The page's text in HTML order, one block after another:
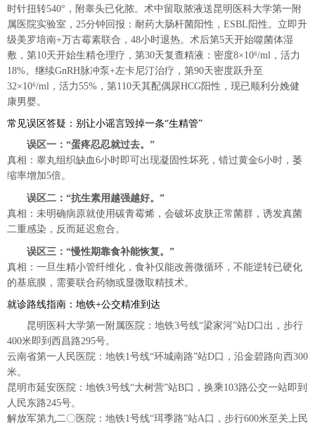
时针扭转540°，附睾头已化脓。术中留取脓液送昆明医科大学第一附
属医院实验室，25分钟回报：耐药大肠杆菌阳性，ESBL阳性。立即升
级美罗培南+万古霉素联合，48小时退热。术后第5天开始噬菌体湿
敷，第10天开始生精仓理疗，第30天复查精液：密度8×10⁶/ml，活力
18%。继续GnRH脉冲泵+左卡尼汀治疗，第90天密度跃升至
32×10⁶/ml，活力55%，第110天其配偶尿HCG阳性，现已顺利分娩健
康男婴。
常见误区答疑：别让小谣言毁掉一条“生精管”
误区一：“蛋疼忍忍就过去。”
真相：睾丸组织缺血6小时即可出现凝固性坏死，错过黄金6小时，萎
缩率增加5倍。
误区二：“抗生素用越强越好。”
真相：未明确病原就使用碳青霉烯，会破坏皮肤正常菌群，诱发真菌
二重感染，反而延迟愈合。
误区三：“慢性期靠食补能恢复。”
真相：一旦生精小管纤维化，食补仅能改善微循环，不能逆转已硬化
的基底膜，需要联合药物或显微取精技术。
就诊路线指南：地铁+公交精准到达
昆明医科大学第一附属医院：地铁3号线“梁家河”站D口出，步行
400米即到西昌路295号。
云南省第一人民医院：地铁1号线“环城南路”站D口，沿金碧路向西300
米。
昆明市延安医院：地铁3号线“大树营”站B口，换乘103路公交一站即到
人民东路245号。
解放军第九二〇医院：地铁1号线“珥季路”站A口，步行600米至关上民